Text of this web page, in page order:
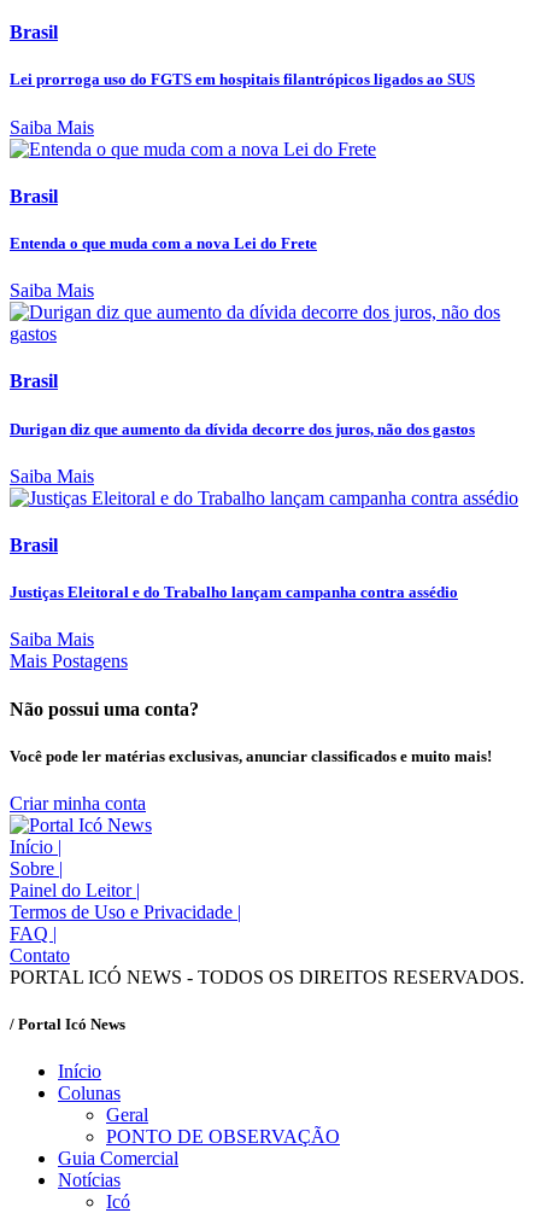
Brasil
Lei prorroga uso do FGTS em hospitais filantrópicos ligados ao SUS
Saiba Mais
Brasil
Entenda o que muda com a nova Lei do Frete
Saiba Mais
Brasil
Durigan diz que aumento da dívida decorre dos juros, não dos gastos
Saiba Mais
Brasil
Justiças Eleitoral e do Trabalho lançam campanha contra assédio
Saiba Mais
Mais Postagens
Não possui uma conta?
Você pode ler matérias exclusivas, anunciar classificados e muito mais!
Criar minha conta
Início |
Sobre |
Painel do Leitor |
Termos de Uso e Privacidade |
FAQ |
Contato
PORTAL ICÓ NEWS - TODOS OS DIREITOS RESERVADOS.
/ Portal Icó News
Início
Colunas
Geral
PONTO DE OBSERVAÇÃO
Guia Comercial
Notícias
Icó